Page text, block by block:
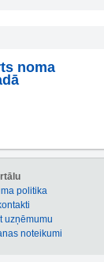
noma
politika
uzņēmumu
noteikumi